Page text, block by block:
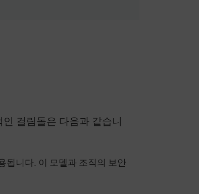
걸림돌은 다음과 같습니
됩니다. 이 모델과 조직의 보안